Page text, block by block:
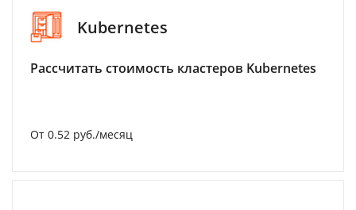
Kubernetes
Рассчитать стоимость кластеров Kubernetes
От 0.52 руб./месяц